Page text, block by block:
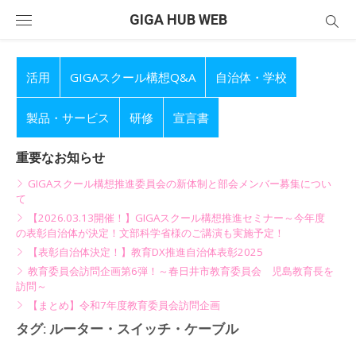
GIGA HUB WEB
活用 GIGAスクール構想Q&A 自治体・学校
製品・サービス 研修 宣言書
重要なお知らせ
GIGAスクール構想推進委員会の新体制と部会メンバー募集につい
て
【2026.03.13開催！】GIGAスクール構想推進セミナー～今年度
の表彰自治体が決定！文部科学省様のご講演も実施予定！
【表彰自治体決定！】教育DX推進自治体表彰2025
教育委員会訪問企画第6弾！～春日井市教育委員会 児島教育長を
訪問～
【まとめ】令和7年度教育委員会訪問企画
タグ: ルーター・スイッチ・ケーブル